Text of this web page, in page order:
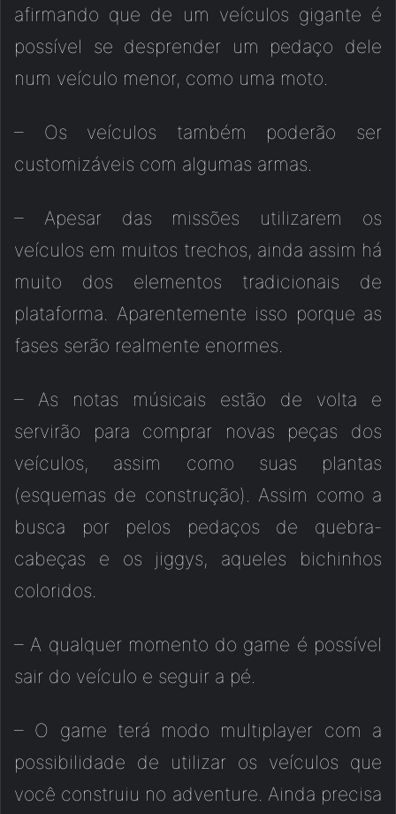
afirmando que de um veículos gigante é
possível se desprender um pedaço dele
num veículo menor, como uma moto.
– Os veículos também poderão ser
customizáveis com algumas armas.
– Apesar das missões utilizarem os
veículos em muitos trechos, ainda assim há
muito dos elementos tradicionais de
plataforma. Aparentemente isso porque as
fases serão realmente enormes.
– As notas músicais estão de volta e
servirão para comprar novas peças dos
veículos, assim como suas plantas
(esquemas de construção). Assim como a
busca por pelos pedaços de quebra-
cabeças e os jiggys, aqueles bichinhos
coloridos.
– A qualquer momento do game é possível
sair do veículo e seguir a pé.
– O game terá modo multiplayer com a
possibilidade de utilizar os veículos que
você construiu no adventure. Ainda precisa